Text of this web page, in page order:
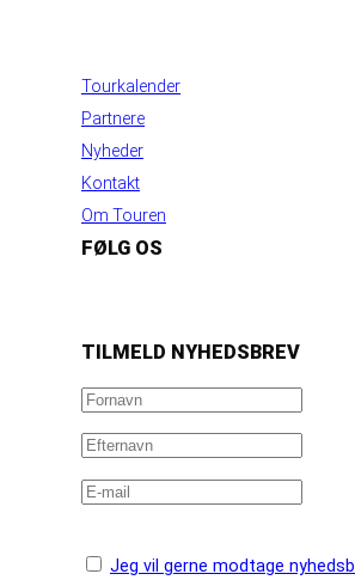
Tourkalender
Partnere
Nyheder
Kontakt
Om Touren
FØLG OS
TILMELD NYHEDSBREV
Jeg vil gerne modtage